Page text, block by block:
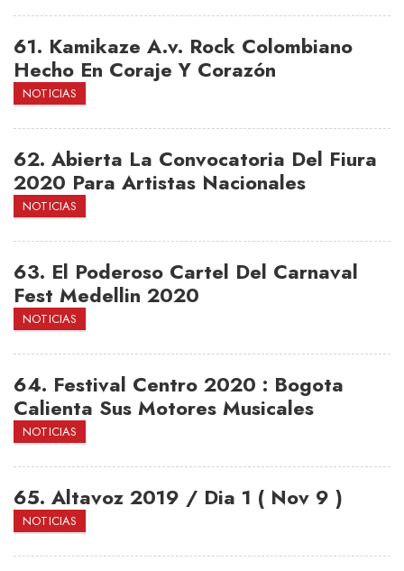
61. Kamikaze A.v. Rock Colombiano
Hecho En Coraje Y Corazón
NOTICIAS
62. Abierta La Convocatoria Del Fiura
2020 Para Artistas Nacionales
NOTICIAS
63. El Poderoso Cartel Del Carnaval
Fest Medellin 2020
NOTICIAS
64. Festival Centro 2020 : Bogota
Calienta Sus Motores Musicales
NOTICIAS
65. Altavoz 2019 / Dia 1 ( Nov 9 )
NOTICIAS